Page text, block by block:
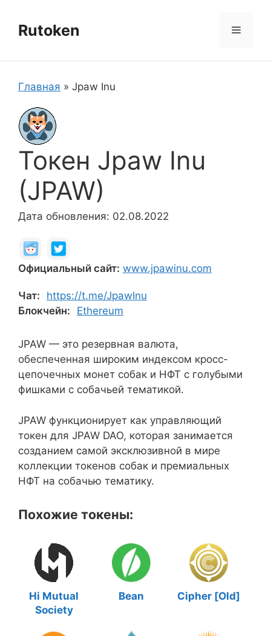
содержимому
Rutoken Меню
Главная » Jpaw Inu
Токен Jpaw Inu
(JPAW)
Дата обновления: 02.08.2022
Официальный сайт: www.jpawinu.com
Чат:
https://t.me/JpawInu
Блокчейн:
Ethereum
JPAW — это резервная валюта,
обеспеченная широким индексом кросс-
цепочечных монет собак и НФТ с голубыми
фишками с собачьей тематикой.
JPAW функционирует как управляющий
токен для JPAW DAO, которая занимается
созданием самой эксклюзивной в мире
коллекции токенов собак и премиальных
НФТ на собачью тематику.
Похожие токены:
Hi Mutual
Society
Bean Cipher [Old]